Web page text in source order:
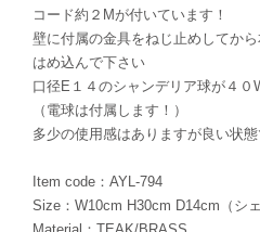
コード約２Mが付いています！
壁に付属の金具をねじ止めしてか
はめ込んで下さい
口径E１４のシャンデリア球が４０
（電球は付属します！）
多少の使用感はありますが良い状態
Item code：AYL-794
Size：W10cm H30cm D14cm（シェ
Material：TEAK/BRASS